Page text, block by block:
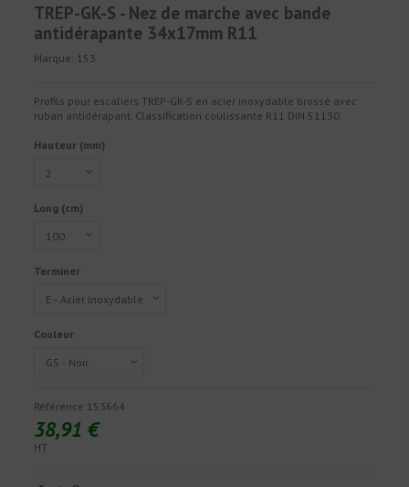
TREP-GK-S - Nez de marche avec bande
antidérapante 34x17mm R11
Marque: 153
Profils pour escaliers TREP-GK-S en acier inoxydable brossé avec
ruban antidérapant. Classification coulissante R11 DIN 51130.
Hauteur (mm)
Long (cm)
Terminer
Couleur
Référence 153664
38,91 €
HT